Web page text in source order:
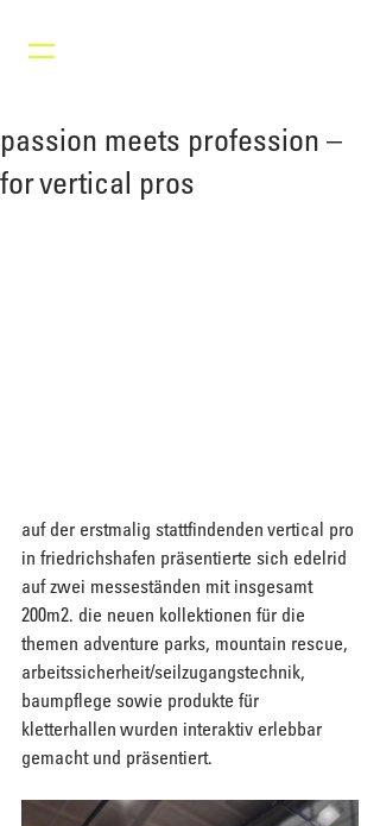
passion meets profession –
for vertical pros
auf der erstmalig stattfindenden vertical pro
in friedrichshafen präsentierte sich edelrid
auf zwei messeständen mit insgesamt
200m2. die neuen kollektionen für die
themen adventure parks, mountain rescue,
arbeitssicherheit/seilzugangstechnik,
baumpflege sowie produkte für
kletterhallen wurden interaktiv erlebbar
gemacht und präsentiert.